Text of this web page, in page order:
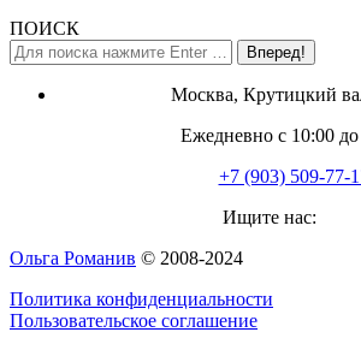
ПОИСК
Поиск:
Москва, Крутицкий
Ежедневно с 10:00
+7 (903) 509-77-
Ищите нас:
открывается
Ольга Романив © 2008-2024
Политика конфиденциальности
Пользовательское соглашение